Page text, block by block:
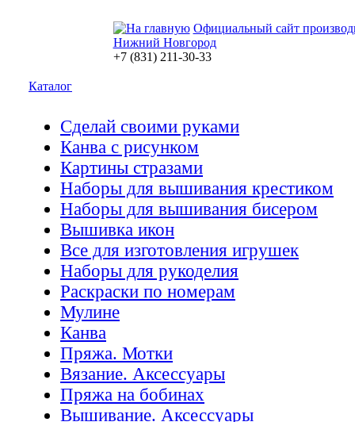
Официальный сайт
Нижний Новгород
+7 (831) 211-30-33
Каталог
Сделай своими руками
Канва с рисунком
Картины стразами
Наборы для вышивания крестиком
Наборы для вышивания бисером
Вышивка икон
Все для изготовления игрушек
Наборы для рукоделия
Раскраски по номерам
Мулине
Канва
Пряжа. Мотки
Вязание. Аксессуары
Пряжа на бобинах
Вышивание. Аксессуары